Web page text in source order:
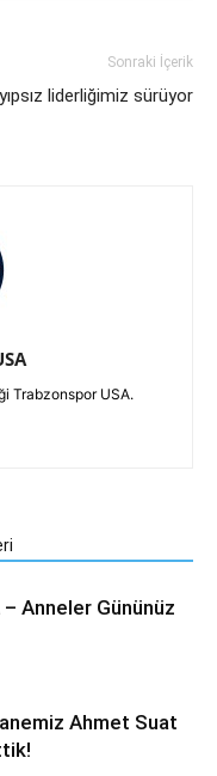
Sonraki İçerik
liderliğimiz sürüyor
Trabzonspor USA.
Anneler Gününüz
Ahmet Suat